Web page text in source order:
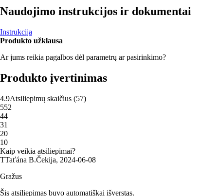
Naudojimo instrukcijos ir dokumentai
Instrukcija
Produkto užklausa
Ar jums reikia pagalbos dėl parametrų ar pasirinkimo?
Produkto įvertinimas
4.9Atsiliepimų skaičius (57)
552
44
31
20
10
Kaip veikia atsiliepimai?
TTaťána B.Čekija, 2024‑06‑08
Gražus
Šis atsiliepimas buvo automatiškai išverstas.